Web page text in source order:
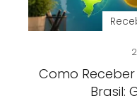
Como
Brasil: